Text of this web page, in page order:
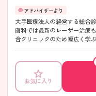
大手医療法人の経営する総合
膚科では最新のレーザー治療
合クリニックのため幅広く学
リニックで幅広く学びたい＆
の求人です！
お気に入り